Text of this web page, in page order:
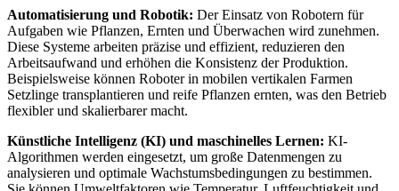
Automatisierung und Robotik: Der Einsatz von Robotern für
Aufgaben wie Pflanzen, Ernten und Überwachen wird zunehmen.
Diese Systeme arbeiten präzise und effizient, reduzieren den
Arbeitsaufwand und erhöhen die Konsistenz der Produktion.
Beispielsweise können Roboter in mobilen vertikalen Farmen
Setzlinge transplantieren und reife Pflanzen ernten, was den Betrieb
flexibler und skalierbarer macht.
Künstliche Intelligenz (KI) und maschinelles Lernen: KI-
Algorithmen werden eingesetzt, um große Datenmengen zu
analysieren und optimale Wachstumsbedingungen zu bestimmen.